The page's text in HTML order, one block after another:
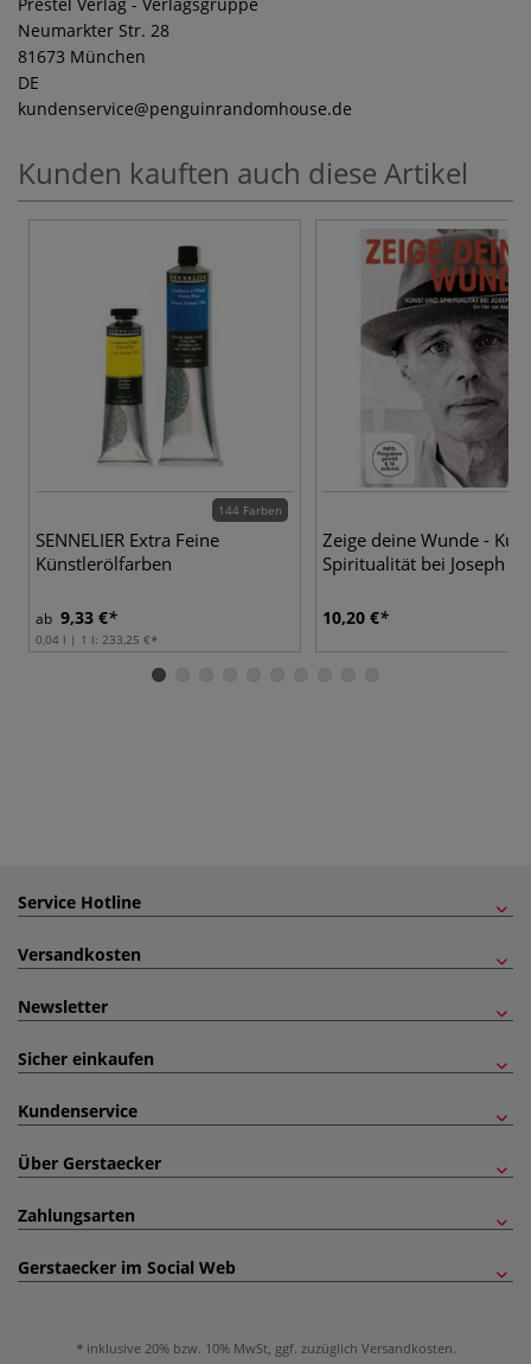
Neumarkter Str. 28
81673 München
DE
kundenservice@penguinrandomhouse.de
Kunden kauften auch diese Artikel
144 Farben
SENNELIER Extra Feine
Künstlerölfarben
ab 9,33 €
0,04 l | 1 l: 233,25 €
Zeige deine Wunde -
Spiritualität bei Joseph
10,20 €
Service Hotline
Versandkosten
Newsletter
Sicher einkaufen
Kundenservice
Über Gerstaecker
Zahlungsarten
Gerstaecker im Social Web
inklusive 20% bzw. 10% MwSt, ggf. zuzüglich Versandkosten.